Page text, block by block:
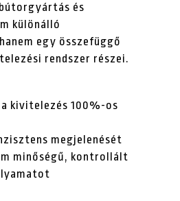
és
különálló
egy összefüggő
rendszer részei.
kivitelezés 100%-os
megjelenését
minőségű, kontrollált